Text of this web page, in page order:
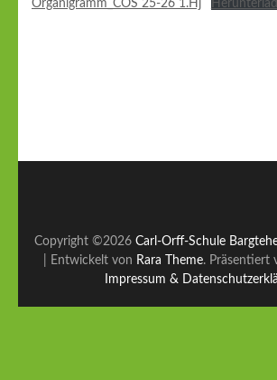
Organigramm_COS 25-26 1.Hj
Copyright ©2026 Carl-Orff-Schule
| Entwickelt von Rara Theme. Präsentiert
Impressum &